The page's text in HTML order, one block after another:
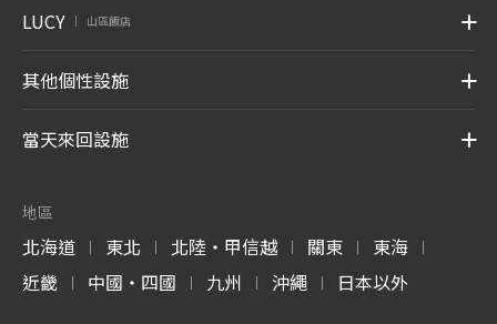
LUCY 山區飯店
其他個性設施
當天來回設施
地區
北海道 | 東北 | 北陸・甲信越 | 關東 | 東海 |
近畿 | 中國・四國 | 九州 | 沖繩 | 日本以外